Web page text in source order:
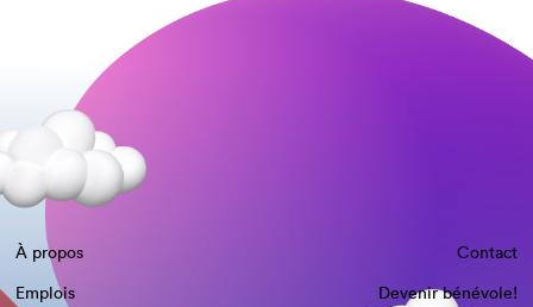
À propos
Contact
Emplois
Devenir bénévole!